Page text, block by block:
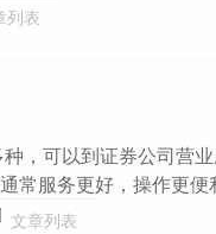
列表
，可以到证券公司营
常服务更好，操作更便
文章列表